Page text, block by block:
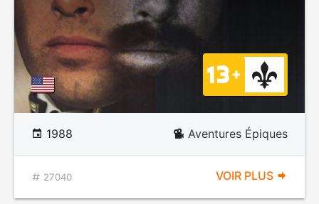
1988 Aventures Épiques
27040 VOIR PLUS